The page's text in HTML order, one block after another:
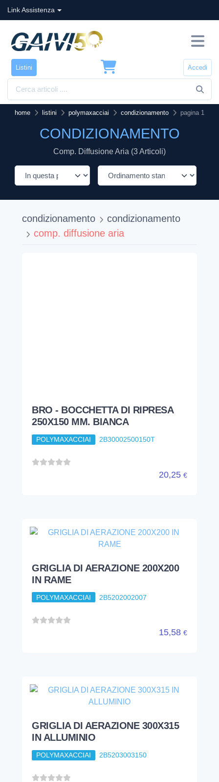
Link Assistenza
Listini Accedi
home listini polymaxacciai condizionamento pagina 1
CONDIZIONAMENTO
Comp. Diffusione Aria (3 Articoli)
condizionamento
condizionamento
comp. diffusione aria
BRO - BOCCHETTA DI RIPRESA
250X150 MM. BIANCA
POLYMAXACCIAI 2B30002500150T
20,25 €
GRIGLIA DI AERAZIONE 200X200
IN RAME
POLYMAXACCIAI 2B5202002007
15,58 €
GRIGLIA DI AERAZIONE 300X315
IN ALLUMINIO
POLYMAXACCIAI 2B5203003150